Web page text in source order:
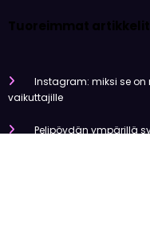
Tuoreimmat artikkelit
Instagram: miksi se
vaikuttajille
Pelipöydän ympärillä